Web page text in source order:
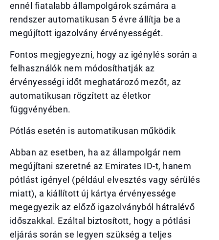
ennél fiatalabb állampolgárok számára a
rendszer automatikusan 5 évre állítja be a
megújított igazolvány érvényességét.
Fontos megjegyezni, hogy az igénylés során a
felhasználók nem módosíthatják az
érvényességi időt meghatározó mezőt, az
automatikusan rögzített az életkor
függvényében.
Pótlás esetén is automatikusan működik
Abban az esetben, ha az állampolgár nem
megújítani szeretné az Emirates ID-t, hanem
pótlást igényel (például elvesztés vagy sérülés
miatt), a kiállított új kártya érvényessége
megegyezik az előző igazolványból hátralévő
időszakkal. Ezáltal biztosított, hogy a pótlási
eljárás során se legyen szükség a teljes